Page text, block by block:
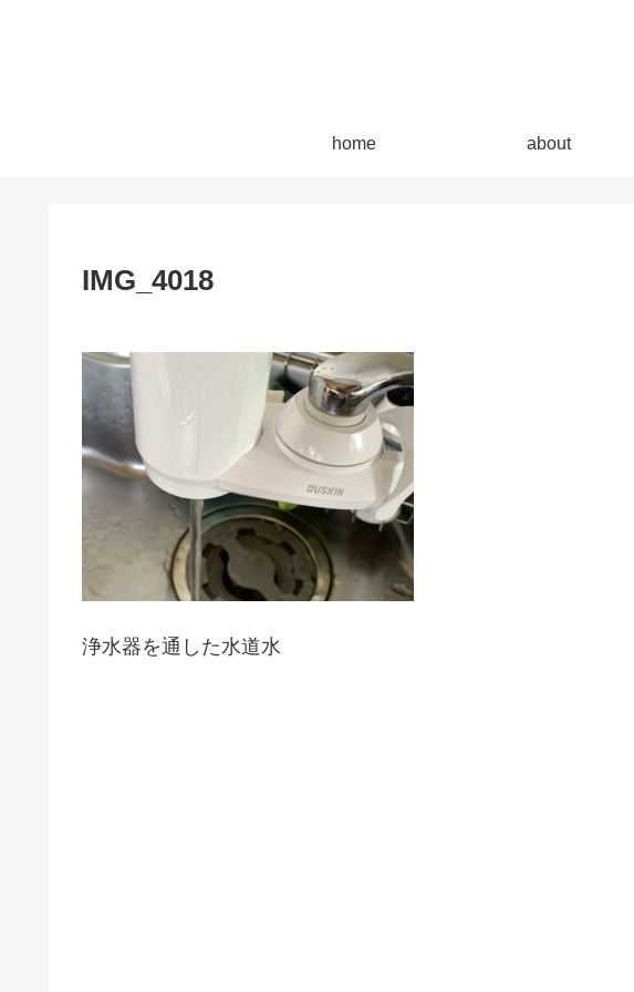
home about
IMG_4018
浄水器を通した水道水